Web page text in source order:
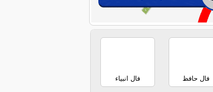
فال حافظ فال انبیاء